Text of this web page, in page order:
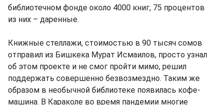
библиотечном фонде около 4000 книг, 75 процентов
из них – даренные.
Книжные стеллажи, стоимостью в 90 тысяч сомов
отправил из Бишкека Мурат Исмаилов, просто узнал
об этом проекте и не смог пройти мимо, решил
поддержать совершенно безвозмездно. Таким же
образом в необычной библиотеке появилась кофе-
машина. В Караколе во время пандемии многие